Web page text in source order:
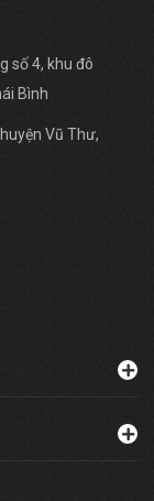
số 4, khu đô
Bình
Vũ Thư,